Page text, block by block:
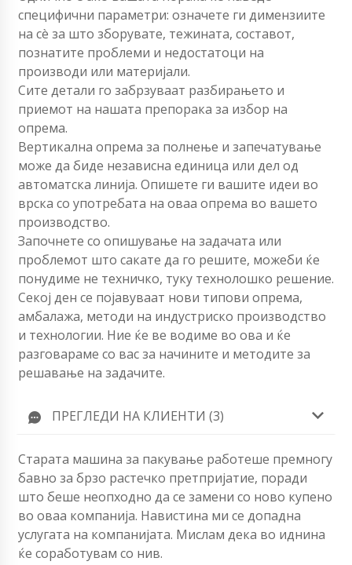
специфични параметри: означете ги димензиите
на сè за што зборувате, тежината, составот,
познатите проблеми и недостатоци на
производи или материјали.
Сите детали го забрзуваат разбирањето и
приемот на нашата препорака за избор на
опрема.
Вертикална опрема за полнење и запечатување
може да биде независна единица или дел од
автоматска линија. Опишете ги вашите идеи во
врска со употребата на оваа опрема во вашето
производство.
Започнете со опишување на задачата или
проблемот што сакате да го решите, можеби ќе
понудиме не техничко, туку технолошко решение.
Секој ден се појавуваат нови типови опрема,
амбалажа, методи на индустриско производство
и технологии. Ние ќе ве водиме во ова и ќе
разговараме со вас за начините и методите за
решавање на задачите.
ПРЕГЛЕДИ НА КЛИЕНТИ (3)
Старата машина за пакување работеше премногу
бавно за брзо растечко претпријатие, поради
што беше неопходно да се замени со ново купено
во оваа компанија. Навистина ми се допадна
услугата на компанијата. Мислам дека во иднина
ќе соработувам со нив.